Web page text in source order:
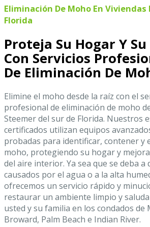
Eliminación De Moho En Viviendas
Florida
Proteja Su Hogar Y Su
Con Servicios
De Eliminación De
Elimine el moho desde la raíz con el
profesional de eliminación de moho
Steemer del sur de Florida. Nuestros
certificados utilizan equipos
probadas para identificar, contener y
moho, protegiendo su hogar y
del aire interior. Ya sea que se deba a
causados por el agua o a la alta
ofrecemos un servicio rápido y
restaurar un ambiente limpio y
usted y su familia en los condados de
Broward, Palm Beach e Indian River.